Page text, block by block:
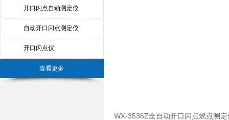
开口闪点自动测定仪
自动开口闪点测定仪
开口闪点仪
查看更多
WX-3536Z全自动开口闪点燃点测